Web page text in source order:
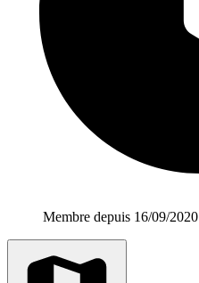
Membre depuis 16/09/2020